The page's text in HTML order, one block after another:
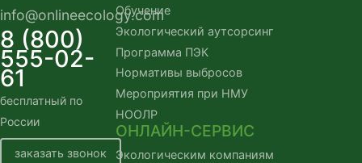
info@onlineecology.com
8 (800)
555-02-
61
бесплатный по
России
заказать звонок
Обучение
Экологический аутсорсинг
Программа ПЭК
Нормативы выбросов
Мероприятия при НМУ
НООЛР
ОНЛАЙН-СЕРВИС
Экологическим компаниям